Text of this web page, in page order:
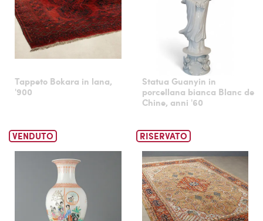
Tappeto Bokara in lana,
'900
Statua Guanyin in
porcellana bianca Blanc de
Chine, anni '60
VENDUTO RISERVATO